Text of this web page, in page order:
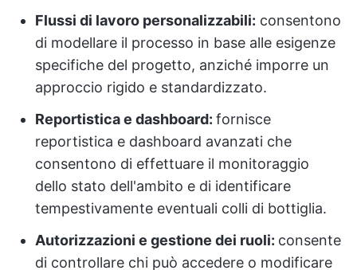
Flussi di lavoro personalizzabili: consentono
di modellare il processo in base alle esigenze
specifiche del progetto, anziché imporre un
approccio rigido e standardizzato.
Reportistica e dashboard: fornisce
reportistica e dashboard avanzati che
consentono di effettuare il monitoraggio
dello stato dell'ambito e di identificare
tempestivamente eventuali colli di bottiglia.
Autorizzazioni e gestione dei ruoli: consente
di controllare chi può accedere o modificare